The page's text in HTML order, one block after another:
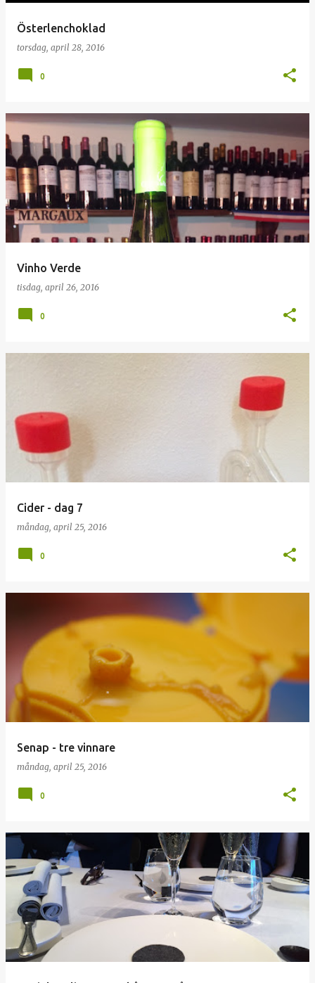
Österlenchoklad
torsdag, april 28, 2016
0
Vinho Verde
tisdag, april 26, 2016
0
Cider - dag 7
måndag, april 25, 2016
0
Senap - tre vinnare
måndag, april 25, 2016
0